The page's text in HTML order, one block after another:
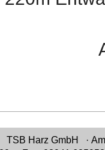
TSB Harz GmbH ·